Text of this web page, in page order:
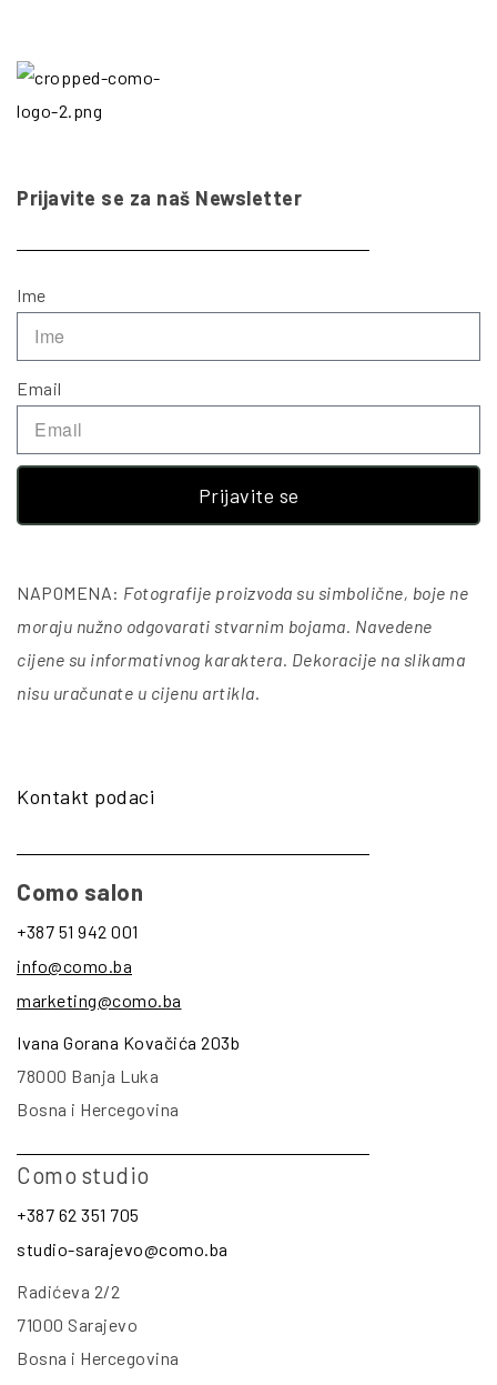
Prijavite se za naš Newsletter
Ime
Email
Prijavite se
NAPOMENA: Fotografije proizvoda su simbolične, boje ne
moraju nužno odgovarati stvarnim bojama. Navedene
cijene su informativnog karaktera. Dekoracije na slikama
nisu uračunate u cijenu artikla.
Kontakt podaci
Como salon
+387 51 942 001
info@como.ba
marketing@como.ba
Ivana Gorana Kovačića 203b
78000 Banja Luka
Bosna i Hercegovina
Como studio
+387 62 351 705
studio-sarajevo@como.ba
Radićeva 2/2
71000 Sarajevo
Bosna i Hercegovina